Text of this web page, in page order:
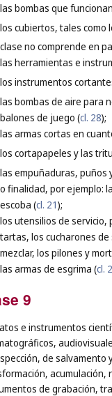
las bombas que
los cubiertos, tales como
no comprende en
las herramientas e
los instrumentos
las bombas de aire para
balones de juego (cl. 28);
las armas cortas en
los cortapapeles y las
las empuñaduras, puños
o finalidad, por ejemplo:
escoba (cl. 21);
los utensilios de servicio,
tartas, los cucharones de
mezclar, los pilones y
las armas de esgrima (cl.
9
e instrumentos
de salvamento
acumulación,
de grabación,